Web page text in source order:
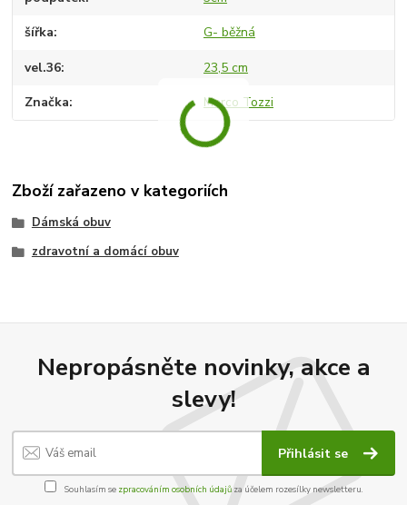
šířka G- běžná
vel.36 23,5 cm
Značka Marco Tozzi
Zboží zařazeno v kategoriích
Dámská obuv
zdravotní a domácí obuv
Nepropásněte novinky, akce a
slevy!
Přihlásit se
Souhlasím se zpracováním osobních údajůza účelem rozesílky newsletteru.